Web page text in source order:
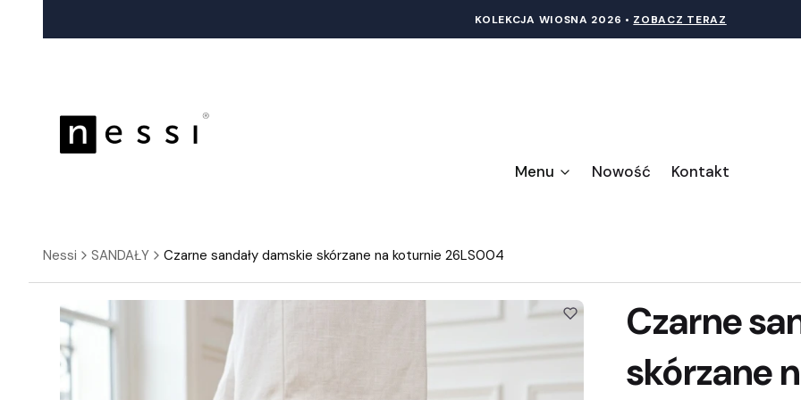
KOLEKCJA WIOSNA 2026 • ZOBACZ TERAZ
Menu Nowość Kontakt
Nessi SANDAŁY Czarne sandały damskie skórzane na koturnie 26LS004
Czarne
skórzane